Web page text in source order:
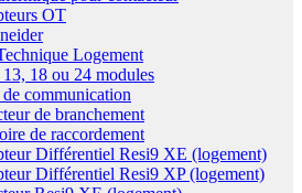
OT
Logement
18 ou 24 modules
communication
de branchement
de raccordement
Différentiel Resi9 XE (logement)
Différentiel Resi9 XP (logement)